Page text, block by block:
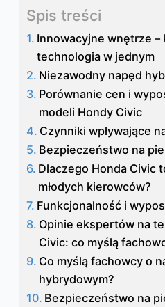
Spis treści
Innowacyjne wnętrze –
technologia w jednym
Niezawodny napęd
Porównanie cen i
modeli Hondy Civic
Czynniki wpływające
Bezpieczeństwo na
Dlaczego Honda Civic
młodych kierowców?
Funkcjonalność i
Opinie ekspertów na
Civic: co myślą
Co myślą fachowcy o
hybrydowym?
Bezpieczeństwo na